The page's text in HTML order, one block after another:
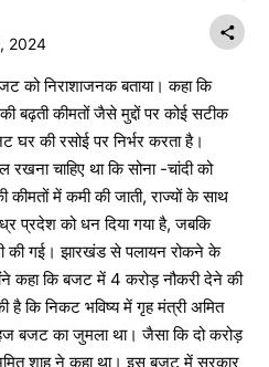
2024
को निराशाजनक बताया। कहा कि
बढ़ती कीमतों जैसे मुद्दों पर कोई सटीक
घर की रसोई पर निर्भर करता है।
चाहिए था कि सोना -चांदी को
कीमतों में कमी की जाती, राज्यों के साथ
प्रदेश को धन दिया गया है, जबकि
की गई। झारखंड से पलायन रोकने के
कहा कि बजट में 4 करोड़ नौकरी देने की
है कि निकट भविष्य में गृह मंत्री अमित
बजट का जुमला था। जैसा कि दो करोड़
शाह ने कहा था। इस बजट में सरकार